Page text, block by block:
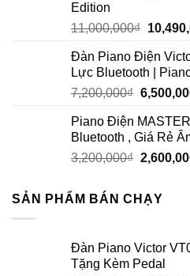
Edition
11,000,000₫
Đàn Piano Điện
Lực Bluetooth |
7,200,000₫
Piano Điện
Bluetooth , Giá Rẻ
3,200,000₫
SẢN PHẨM BÁN CHẠY
Đàn Piano Victor
Tặng Kèm Pedal